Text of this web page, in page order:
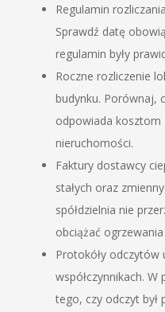
Regulamin
Sprawdź datę
regulamin były
Roczne rozliczenie
budynku. Porównaj,
odpowiada kosztom
nieruchomości.
Faktury dostawcy
stałych oraz
spółdzielnia nie
obciążać
Protokóły
współczynnikach.
tego, czy odczyt był